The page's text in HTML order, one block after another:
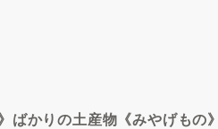
かりの土産物《みやげもの